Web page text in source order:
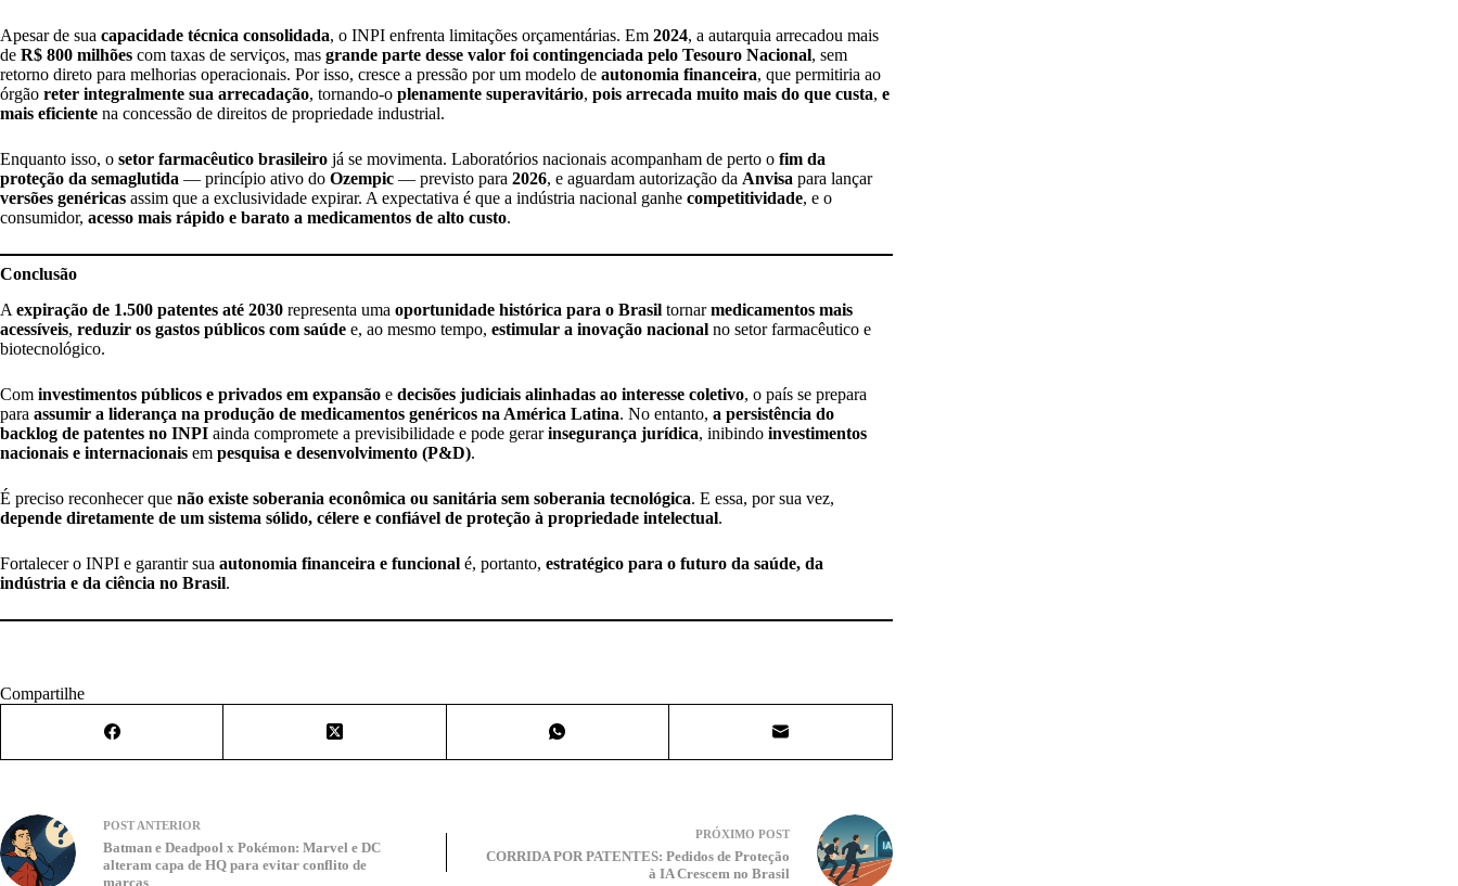
Apesar de sua capacidade técnica consolidada, o INPI enfrenta limitações orçamentárias. Em 2024, a autarquia arrecadou mais
de R$ 800 milhões com taxas de serviços, mas grande parte desse valor foi contingenciada pelo Tesouro Nacional, sem
retorno direto para melhorias operacionais. Por isso, cresce a pressão por um modelo de autonomia financeira, que permitiria ao
órgão reter integralmente sua arrecadação, tornando-o plenamente superavitário, pois arrecada muito mais do que custa, e
mais eficiente na concessão de direitos de propriedade industrial.
Enquanto isso, o setor farmacêutico brasileiro já se movimenta. Laboratórios nacionais acompanham de perto o fim da
proteção da semaglutida — princípio ativo do Ozempic — previsto para 2026, e aguardam autorização da Anvisa para lançar
versões genéricas assim que a exclusividade expirar. A expectativa é que a indústria nacional ganhe competitividade, e o
consumidor, acesso mais rápido e barato a medicamentos de alto custo.
Conclusão
A expiração de 1.500 patentes até 2030 representa uma oportunidade histórica para o Brasil tornarmedicamentos mais
acessíveis, reduzir os gastos públicos com saúde e, ao mesmo tempo, estimular a inovação nacional no setor farmacêutico e
biotecnológico.
Com investimentos públicos e privados em expansão e decisões judiciais alinhadas ao interesse coletivo, o país se prepara
para assumir a liderança na produção de medicamentos genéricos na América Latina. No entanto, a persistência do
backlog de patentes no INPI ainda compromete a previsibilidade e pode gerarinsegurança jurídica, inibindo investimentos
nacionais e internacionais em pesquisa e desenvolvimento (P&D).
É preciso reconhecer que não existe soberania econômica ou sanitária sem soberania tecnológica. E essa, por sua vez,
depende diretamente de um sistema sólido, célere e confiável de proteção à propriedade intelectual.
Fortalecer o INPI e garantir sua autonomia financeira e funcional é, portanto, estratégico para o futuro da saúde, da
indústria e da ciência no Brasil.
Compartilhe
POST ANTERIOR
Batman e Deadpool x Pokémon: Marvel e DC
alteram capa de HQ para evitar conflito de
marcas
PRÓXIMO POST
CORRIDA POR PATENTES: Pedidos de Proteção
à IA Crescem no Brasil